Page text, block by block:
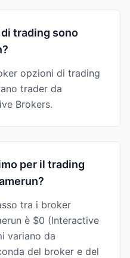
trading sono
opzioni di trading
trader da
Brokers.
per il trading
tra i broker
è $0 (Interactive
variano da
del broker e del